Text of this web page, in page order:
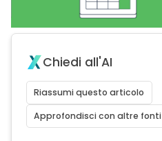
Chiedi all'AI
Riassumi questo articolo
Approfondisci con altre fonti